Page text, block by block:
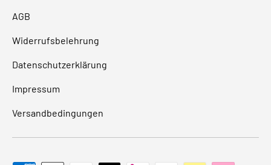
AGB
Widerrufsbelehrung
Datenschutzerklärung
Impressum
Versandbedingungen